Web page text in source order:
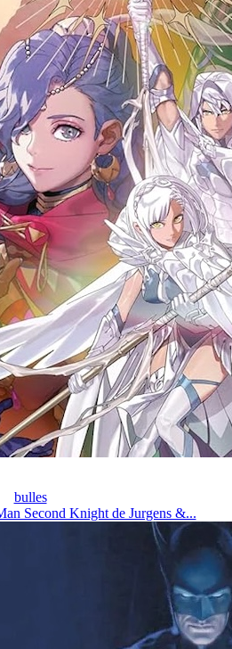
bulles
Second Knight de Jurgens &...